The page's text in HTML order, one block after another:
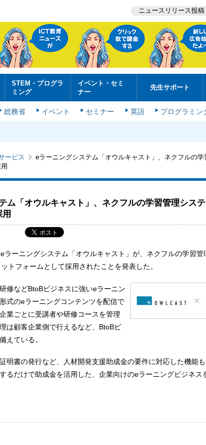
ニュースリリース投稿
STEM・プログラ
ミング
イベント・セミ
ナー
先生サポート
総務省 イベント セミナー 英語 プログラミン
ービス
eラーニングシステム「オウルキャスト」、ネクフルの
ム「オウルキャスト」、ネクフルの学習管理シス
ラーニングシステム「オウルキャスト」が、ネクフルの学習管
トフォームとして採用されたことを発表した。
修などBtoBビジネスに強いeラーニン
式のeラーニングコンテンツを配信で
業ごとに受講者や研修コースを管理
は顧客企業側で行えるなど、BtoBビ
えている。
明書の発行など、人材開発支援助成金の要件に対応した機能も
るだけで助成金を活用した、企業向けのeラーニングビジネス